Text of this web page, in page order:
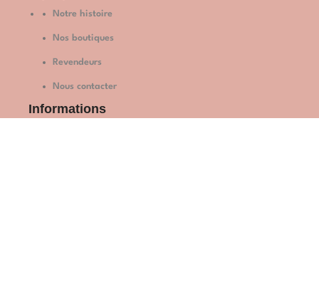
Notre histoire
Nos boutiques
Revendeurs
Nous contacter
Informations